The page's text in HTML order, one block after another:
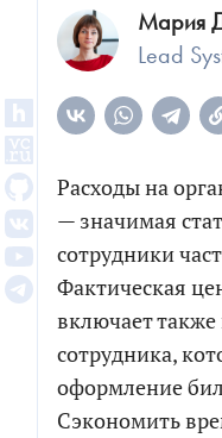
Мария
Lead
Расходы на
— значимая
сотрудники
Фактическая
включает
сотрудника,
оформление
Сэкономить